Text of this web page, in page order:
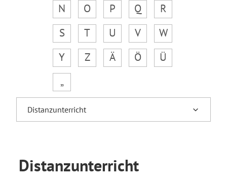
N
O P Q
R
S
T U V
W
Y
Z Ä Ö
Ü
„
Distanzunterricht